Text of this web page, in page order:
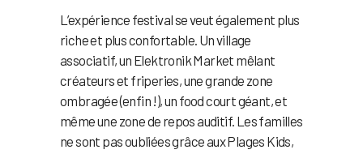
L’expérience festival se veut également plus
riche et plus confortable. Un village
associatif, un Elektronik Market mêlant
créateurs et friperies, une grande zone
ombragée (enfin !), un food court géant, et
même une zone de repos auditif. Les familles
ne sont pas oubliées grâce aux Plages Kids,